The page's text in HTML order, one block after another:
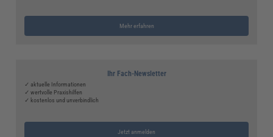
Mehr erfahren
Ihr Fach-Newsletter
✓ aktuelle Informationen
✓ wertvolle Praxishilfen
✓ kostenlos und unverbindlich
Jetzt anmelden